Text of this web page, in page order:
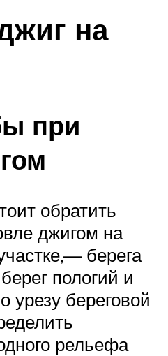
на
при
обратить
джигом на
берега
пологий и
урезу береговой
рельефа